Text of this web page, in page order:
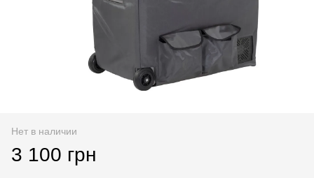
Нет в наличии
3 100 грн